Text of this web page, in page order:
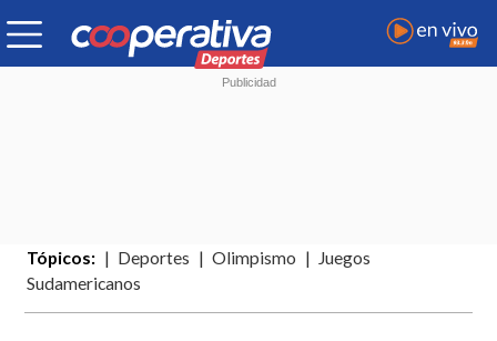
Tópicos: Deportes Olimpismo
Juegos
Sudamericanos